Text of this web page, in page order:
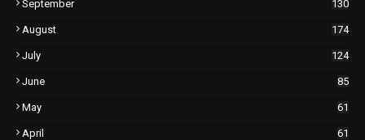
September 130
August 174
July 124
June 85
May 61
April 61